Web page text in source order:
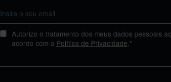
Autorizo o tratamento dos meus dados pessoais
acordo com a Política de Privacidade .*